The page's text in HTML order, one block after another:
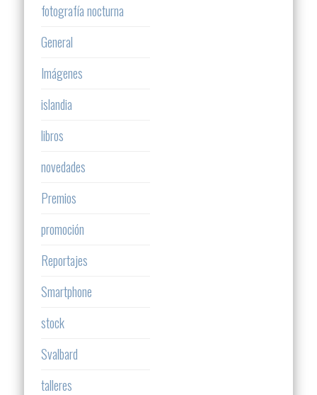
fotografía nocturna
General
Imágenes
islandia
libros
novedades
Premios
promoción
Reportajes
Smartphone
stock
Svalbard
talleres